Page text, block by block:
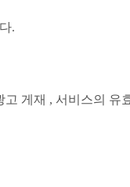
.
게재 , 서비스의 유